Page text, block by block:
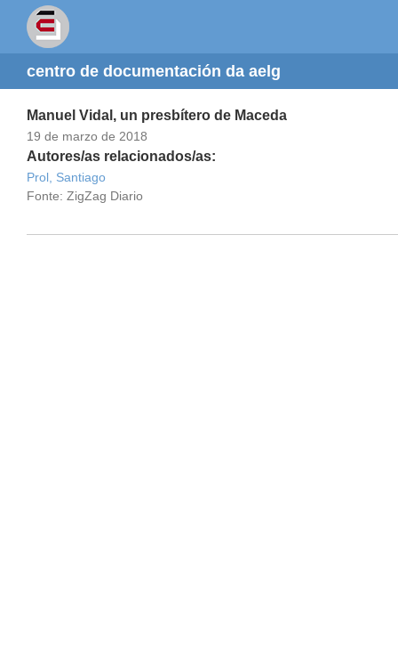
centro de documentación da aelg
Manuel Vidal, un presbítero de Maceda
19 de marzo de 2018
Autores/as relacionados/as:
Prol, Santiago
Fonte: ZigZag Diario